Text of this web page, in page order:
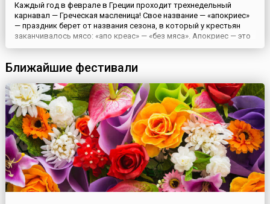
Каждый год в феврале в Греции проходит трехнедельный
карнавал — Греческая масленица! Свое название — «апокриес»
— праздник берет от названия сезона, в который у крестьян
заканчивалось мясо: «апо креас» — «без мяса». Апокриес — это
традиция греческой глубинки. Традиционно народные
или были восстановлены древние традиции наряжаться. Так...
Ближайшие фестивали